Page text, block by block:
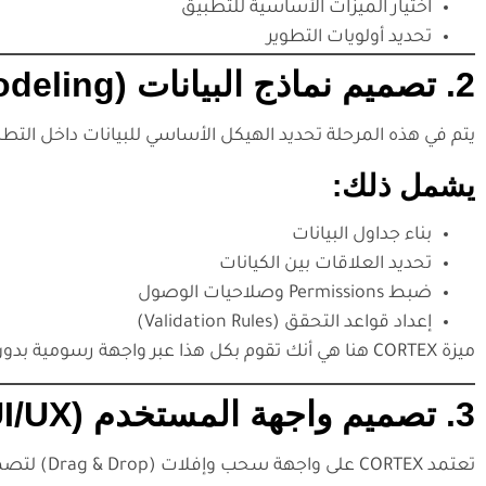
اختيار الميزات الأساسية للتطبيق
تحديد أولويات التطوير
2. تصميم نماذج البيانات (Data Modeling)
يتم في هذه المرحلة تحديد الهيكل الأساسي للبيانات داخل
يشمل ذلك:
بناء جداول البيانات
تحديد العلاقات بين الكيانات
ضبط Permissions وصلاحيات الوصول
إعداد قواعد التحقق (Validation Rules)
ميزة CORTEX هنا هي أنك تقوم بكل هذا عبر واجهة رسومية بدون الحاجة لكتابة أكواد.
3. تصميم واجهة المستخدم (UI/UX)
تعتمد CORTEX على واجهة سحب وإفلات (Drag & Drop) لتصميم صفحات التطبيق بسهولة.